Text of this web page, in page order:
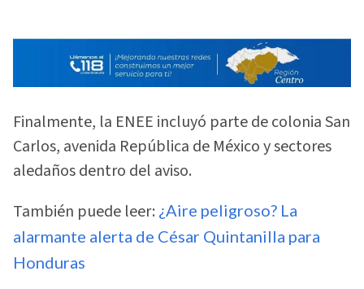
Finalmente, la ENEE incluyó parte de colonia San
Carlos, avenida República de México y sectores
aledaños dentro del aviso.
También puede leer: ¿Aire peligroso? La
alarmante alerta de César Quintanilla para
Honduras